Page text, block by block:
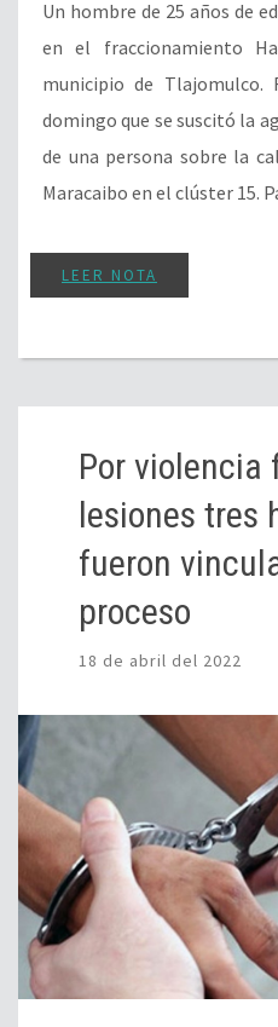
Un hombre de 25 años de
en el fraccionamiento
municipio de Tlajomulco.
domingo que se suscitó la
de una persona sobre la
Maracaibo en el clúster 15.
LEER NOTA
Por violencia
lesiones tres
fueron
proceso
18 de abril del 2022